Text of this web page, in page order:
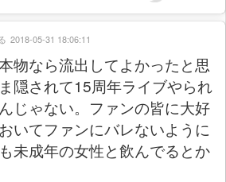
物なら流出してよかったと思
隠されて15周年ライブやられ
じゃない。ファンの皆に大好
いてファンにバレないように
未成年の女性と飲んでるとか
2018-05-31 18:06:11